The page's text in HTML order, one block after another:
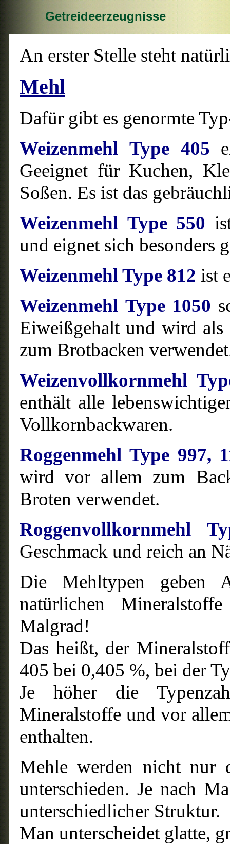
Getreideerzeugnisse
An erster Stelle steht
Mehl
Dafür gibt es genormte
Weizenmehl Type 405
Geeignet für Kuchen,
Soßen. Es ist das
Weizenmehl Type 550
und eignet sich besonders
Weizenmehl Type 812 ist
Weizenmehl Type 1050
Eiweißgehalt und wird als
zum Brotbacken
Weizenvollkornmehl
enthält alle
Vollkornbackwaren.
Roggenmehl Type 997,
wird vor allem zum
Broten verwendet.
Roggenvollkornmehl
Geschmack und reich an
Die Mehltypen geben
natürlichen
Malgrad!
Das heißt, der
405 bei 0,405 %, bei der
Je höher die
Mineralstoffe und vor
enthalten.
Mehle werden nicht nur
unterschieden. Je nach
unterschiedlicher Struktur.
Man unterscheidet glatte,